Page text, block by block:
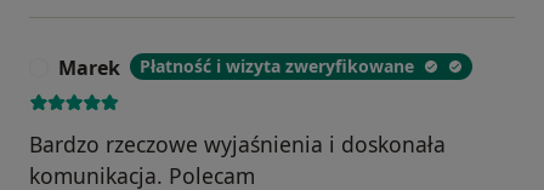
Marek Płatność i wizyta zweryfikowane
Bardzo rzeczowe wyjaśnienia i doskonała
komunikacja. Polecam